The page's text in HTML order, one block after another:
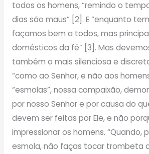
todos os homens, “remindo o
dias são maus” [2]. E “enquanto
façamos bem a todos, mas
domésticos da fé” [3]. Mas
também o mais silenciosa e
“como ao Senhor, e não aos
“esmolas”, nossa compaixão,
por nosso Senhor e por causa do
devem ser feitas por Ele, e não
impressionar os homens. “Quando,
esmola, não faças tocar trombeta